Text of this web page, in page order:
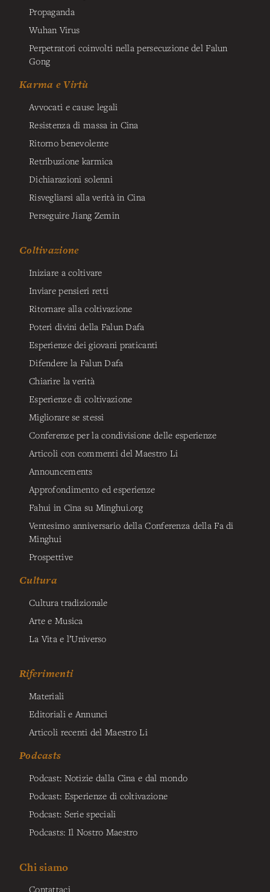
Propaganda
Wuhan Virus
Perpetratori coinvolti nella persecuzione del Falun
Gong
Karma e Virtù
Avvocati e cause legali
Resistenza di massa in Cina
Ritorno benevolente
Retribuzione karmica
Dichiarazioni solenni
Risvegliarsi alla verità in Cina
Perseguire Jiang Zemin
Coltivazione
Iniziare a coltivare
Inviare pensieri retti
Ritornare alla coltivazione
Poteri divini della Falun Dafa
Esperienze dei giovani praticanti
Difendere la Falun Dafa
Chiarire la verità
Esperienze di coltivazione
Migliorare se stessi
Conferenze per la condivisione delle esperienze
Articoli con commenti del Maestro Li
Announcements
Approfondimento ed esperienze
Fahui in Cina su Minghui.org
Ventesimo anniversario della Conferenza della Fa di
Minghui
Prospettive
Cultura
Cultura tradizionale
Arte e Musica
La Vita e l’Universo
Riferimenti
Materiali
Editoriali e Annunci
Articoli recenti del Maestro Li
Podcasts
Podcast: Notizie dalla Cina e dal mondo
Podcast: Esperienze di coltivazione
Podcast: Serie speciali
Podcasts: Il Nostro Maestro
Chi siamo
Contattaci